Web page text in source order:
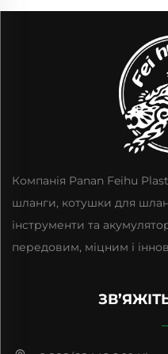
Компанія Panan Feihu
шланги, котушки для
інструменти та
передовим, міцним і